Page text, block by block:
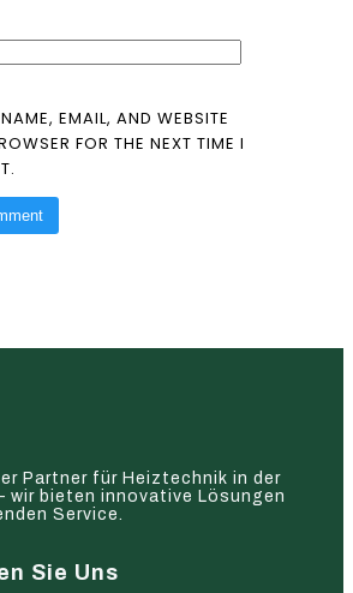
EMAIL, AND WEBSITE
FOR THE NEXT TIME I
Partner für Heiztechnik in der
wir bieten innovative Lösungen
Service.
Sie Uns